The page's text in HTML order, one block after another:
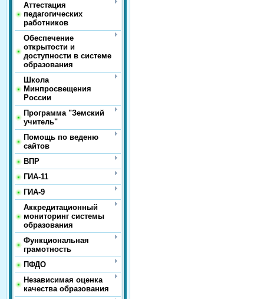
Аттестация
педагогических
работников
Обеспечение
открытости и
доступности в системе
образования
Школа
Минпросвещения
России
Программа "Земский
учитель"
Помощь по веденю
сайтов
ВПР
ГИА-11
ГИА-9
Аккредитационный
мониторинг системы
образования
Функциональная
грамотность
ПФДО
Независимая оценка
качества образования